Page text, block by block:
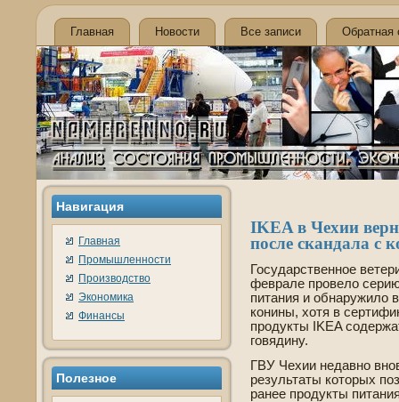
Главная Новости Все записи Обратная
Навигация
Главная
Промышленности
Производство
Экономика
Финансы
Полезное
IKEA в Чехии
после скандала с
Государстве­нное
феврале прове­ло
питания и обнаружило
конины, хотя в
продукты IKEA
говядину.
ГВУ Чехии недавно
результаты которых
ранее продукты